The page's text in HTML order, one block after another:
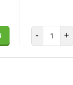
- +